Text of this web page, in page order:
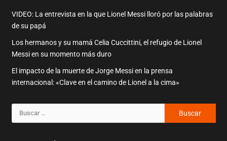
VIDEO: La entrevista en la que Lionel Messi lloró por las palabras
de su papá
Los hermanos y su mamá Celia Cuccittini, el refugio de Lionel
Messi en su momento más duro
El impacto de la muerte de Jorge Messi en la prensa
internacional: «Clave en el camino de Lionel a la cima»